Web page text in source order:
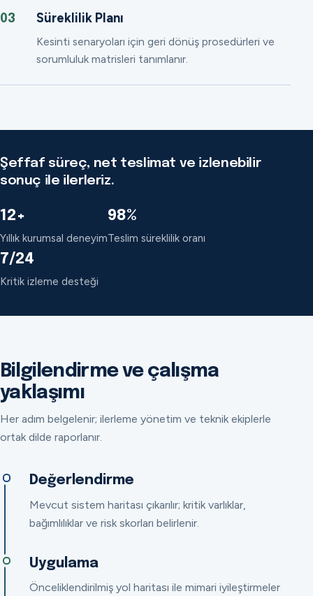
03 Süreklilik Planı
Kesinti senaryoları için geri dönüş prosedürleri ve
sorumluluk matrisleri tanımlanır.
Şeffaf süreç, net teslimat ve izlenebilir
sonuç ile ilerleriz.
12+
Yıllık kurumsal deneyim
98%
Teslim süreklilik oranı
7/24
Kritik izleme desteği
Bilgilendirme ve çalışma
yaklaşımı
Her adım belgelenir; ilerleme yönetim ve teknik ekiplerle
ortak dilde raporlanır.
Değerlendirme
Mevcut sistem haritası çıkarılır; kritik varlıklar,
bağımlılıklar ve risk skorları belirlenir.
Uygulama
Önceliklendirilmiş yol haritası ile mimari iyileştirmeler